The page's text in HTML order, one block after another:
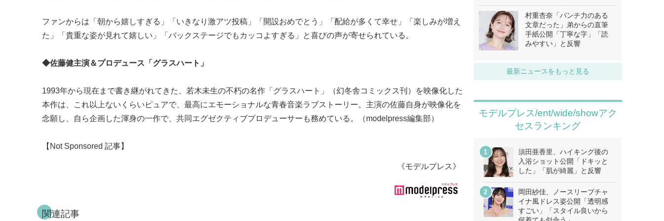
ファンからは「朝から嬉しすぎる」「いきなり激アツ投稿」「開設おめでとう」「配給が多くて幸せ」「楽しみが増え
た」「貴重な姿が見れて嬉しい」「バックステージでもカッコよすぎる」と喜びの声が寄せられている。
◆佐藤健主演＆プロデュース「グラスハート」
1993年から現在まで書き継がれてきた、若木未生の不朽の名作「グラスハート」（幻冬舎コミックス刊）を映像化した
本作は、これ以上ないくらいピュアで、最高にエモーショナルな青春音楽ラブストーリー。主演の佐藤自身が映像化を
念願し、自ら企画した渾身の一作で、共同エグゼクティブプロデューサーも務めている。（modelpress編集部）
【Not Sponsored 記事】
《モデルプレス》
関連記事
村重杏奈「パンチ力のある
文章だった」弟からの直筆
手紙公開「丁寧な字」「読
みやすい」と反響
最新ニュースをもっと見る
モデルプレス/ent/wide/showアク
セスランキング
須田亜香里、ハイキング後の
入浴ショット公開「ドキッと
した」「肌が綺麗」と反響
岡田紗佳、ノースリーブチャ
イナ風ドレス姿公開「透明感
すごい」「スタイル良いから